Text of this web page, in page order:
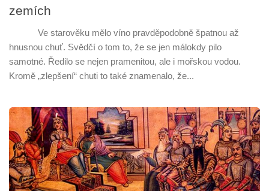
zemích
Ve starověku mělo víno pravděpodobně špatnou až
hnusnou chuť. Svědčí o tom to, že se jen málokdy pilo
samotné. Ředilo se nejen pramenitou, ale i mořskou vodou.
Kromě „zlepšení“ chuti to také znamenalo, že...